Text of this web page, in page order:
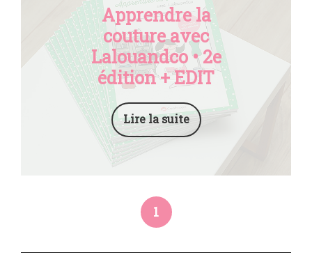
Personnalisez vos tissus
Apprendre la
couture avec
Lalouandco • 2e
édition + EDIT
Lire la suite
1